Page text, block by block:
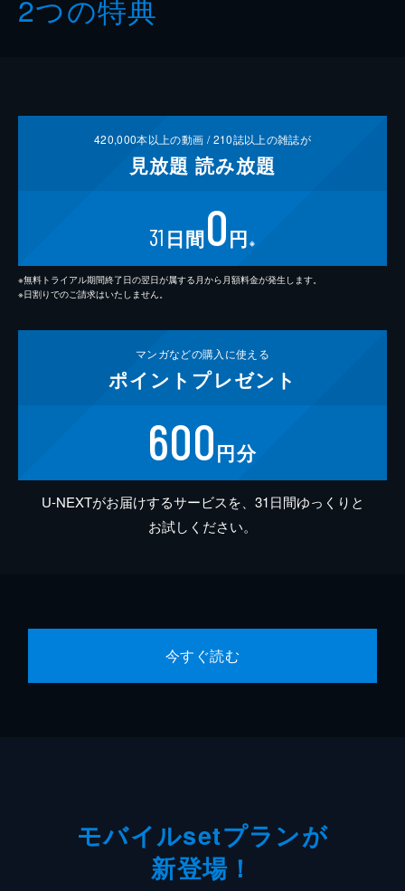
2つの特典
420,000本以上の動画 /210誌以上の雑誌が
見放題 読み放題
31 日間0円 ※
※無料トライアル期間終了日の翌日が属する月から月額料金が発生します。
※日割りでのご請求はいたしません。
マンガなどの購入に使える
ポイント プレゼント
600円分
U-NEXTがお届けするサービスを、31日間ゆっくりと
お試しください。
今すぐ読む
モバイルsetプランが
新登場！